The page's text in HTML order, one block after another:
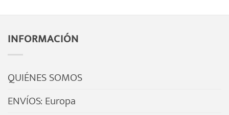
INFORMACIÓN
QUIÉNES SOMOS
ENVÍOS: Europa